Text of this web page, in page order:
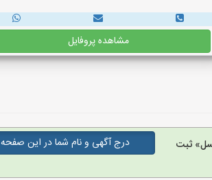
مشاهده پروفایل
ثبت
درج آگهی و نام شما در این صفحه